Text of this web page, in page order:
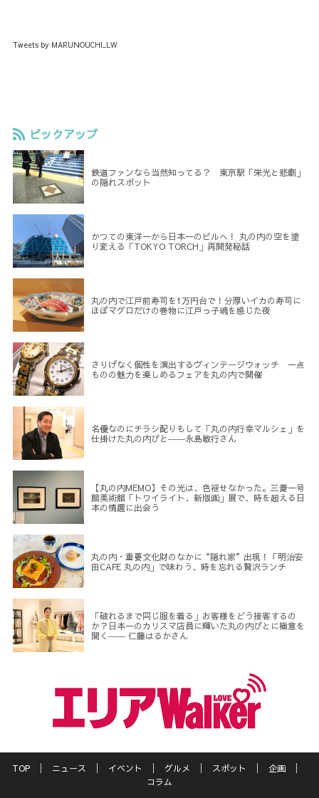
Tweets by MARUNOUCHI_LW
ピックアップ
鉄道ファンなら当然知ってる？ 東京駅「栄光と悲劇」
の隠れスポット
かつての東洋一から日本一のビルへ！ 丸の内の空を塗
り変える「TOKYO TORCH」再開発秘話
丸の内で江戸前寿司を1万円台で！分厚いイカの寿司に
ほぼマグロだけの巻物に江戸っ子魂を感じた夜
さりげなく個性を演出するヴィンテージウォッチ 一点
ものの魅力を楽しめるフェアを丸の内で開催
名優なのにチラシ配りもして「丸の内行幸マルシェ」を
仕掛けた丸の内びと――永島敏行さん
【丸の内MEMO】その光は、色褪せなかった。三菱一号
館美術館「トワイライト、新版画」展で、時を超える日
本の情趣に出会う
丸の内・重要文化財のなかに“隠れ家”出現！「明治安
田CAFE 丸の内」で味わう、時を忘れる贅沢ランチ
「破れるまで同じ服を着る」お客様をどう接客するの
か？日本一のカリスマ店員に輝いた丸の内びとに極意を
聞く―― 仁藤はるかさん
TOP ニュース イベント グルメ スポット
企画
コラム